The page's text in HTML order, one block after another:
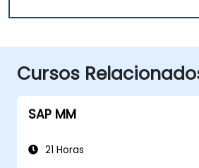
Cursos
SAP MM
21 Horas